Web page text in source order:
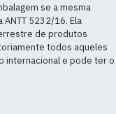
se a mesma
5232/16. Ela
de produtos
todos aqueles
internacional e pode ter o